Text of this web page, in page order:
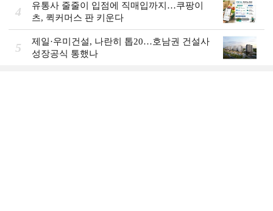
4
유통사 줄줄이 입점에 직매입까지…쿠팡이
츠, 퀵커머스 판 키운다
5
제일·우미건설, 나란히 톱20…호남권 건설사
성장공식 통했나